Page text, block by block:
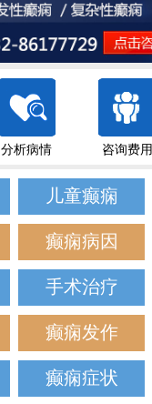
分析病情 咨询费用
儿童癫痫
癫痫病因
手术治疗
癫痫发作
癫痫症状